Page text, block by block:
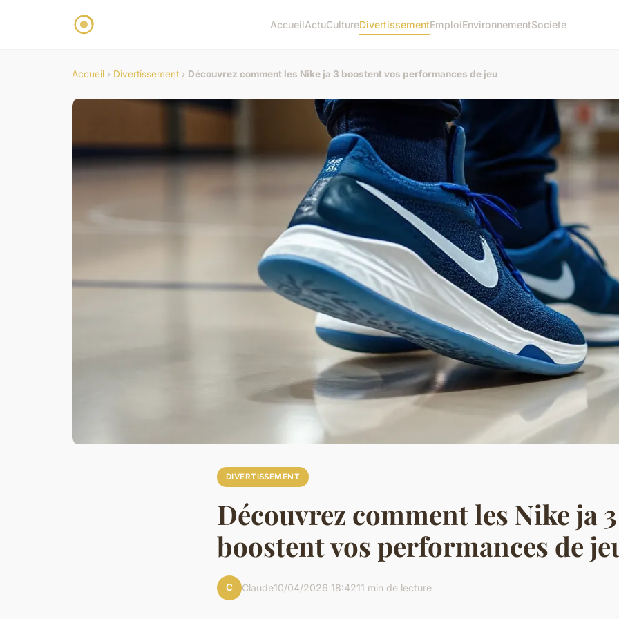
AccueilActuCultureDivertissementEmploiEnvironnementSociété
Accueil › Divertissement › Découvrez comment les Nike ja 3 boostent vos performances de jeu
DIVERTISSEMENT
Découvrez comment les Nike ja 3
boostent vos performances de
C Claude10/04/2026 18:4211 min de lecture